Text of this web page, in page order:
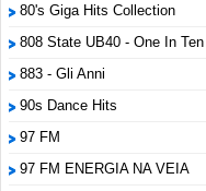
80's Giga Hits Collection
808 State UB40 - One In Ten
883 - Gli Anni
90s Dance Hits
97 FM
97 FM ENERGIA NA VEIA